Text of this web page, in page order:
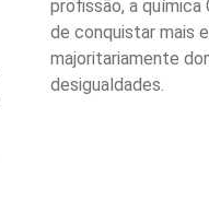
profissão, a química
de conquistar mais
majoritariamente
desigualdades.